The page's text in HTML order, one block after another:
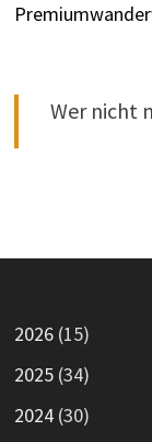
Wer nicht
2026(15)
2025(34)
2024(30)